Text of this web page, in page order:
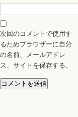
次回のコメントで使用す
るためブラウザーに自分
の名前、メールアドレ
ス、サイトを保存する。